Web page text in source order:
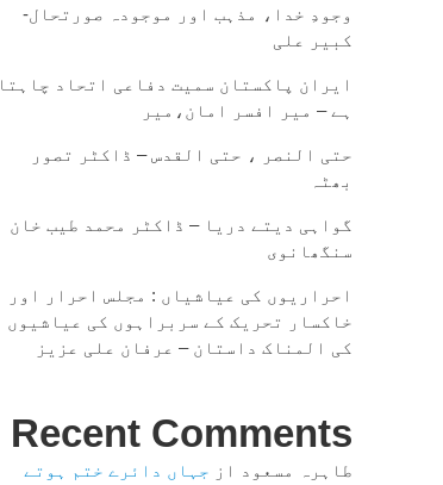
وجودِ خدا، مذہب اور موجودہ صورتحال-
کبیر علی
ایران پاکستان سمیت دفاعی اتحاد چاہتا
ہے – میر افسر امان،میر
حتی النصر ، حتی القدس – ڈاکٹر تصور
بھٹہ
گواہی دیتے دریا – ڈاکٹر محمد طیب خان
سنگھانوی
احراریوں کی عیاشیاں : مجلس احرار اور
خاکسار تحریک کے سربراہوں کی عیاشیوں
کی المناک داستان – عرفان علی عزیز
Recent Comments
طاہرہ مسعود از جہاں دائرے ختم ہوتے